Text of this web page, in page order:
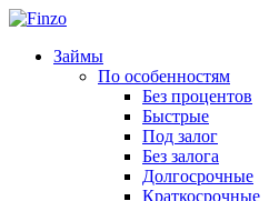
Займы
По особенностям
Без процентов
Быстрые
Под залог
Без залога
Долгосрочные
Краткосрочные